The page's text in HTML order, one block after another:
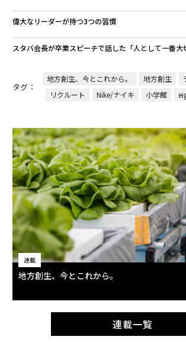
偉大なリーダーが持つ3つの習慣
スタバ会長が卒業スピーチで話した「人として一番大
タグ：
地方創生、今とこれから。 地方創生
リクルート
Nike/ナイキ 小学館
連載
地方創生、今とこれから。
連載一覧